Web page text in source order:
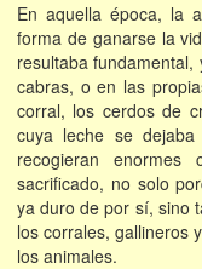
En aquella época, la
forma de ganarse la
resultaba
cabras, o en las
corral, los cerdos de
cuya leche se
recogieran
sacrificado, no solo
ya duro de por sí, sino
los corrales, gallineros
los animales.